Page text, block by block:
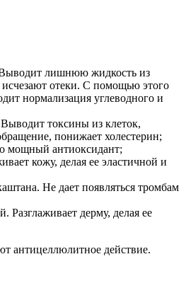
лишнюю жидкость из
исчезают отеки. С помощью этого
нормализация углеводного и
токсины из клеток,
понижает холестерин;
мощный антиоксидант;
кожу, делая ее эластичной и
Не дает появляться тромбам
Разглаживает дерму, делая ее
антицеллюлитное действие.